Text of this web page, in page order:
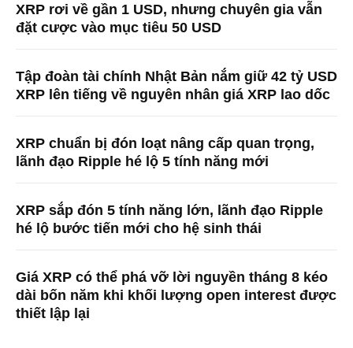
XRP rơi về gần 1 USD, nhưng chuyên gia vẫn
đặt cược vào mục tiêu 50 USD
Tập đoàn tài chính Nhật Bản nắm giữ 42 tỷ USD
XRP lên tiếng về nguyên nhân giá XRP lao dốc
XRP chuẩn bị đón loạt nâng cấp quan trọng,
lãnh đạo Ripple hé lộ 5 tính năng mới
XRP sắp đón 5 tính năng lớn, lãnh đạo Ripple
hé lộ bước tiến mới cho hệ sinh thái
Giá XRP có thể phá vỡ lời nguyền tháng 8 kéo
dài bốn năm khi khối lượng open interest được
thiết lập lại